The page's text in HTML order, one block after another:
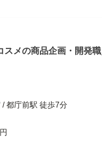
スメの商品企画・開発
都庁前駅 徒歩7分